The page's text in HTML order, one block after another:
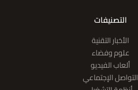
التصنيفات
الأخبار التقنية
علوم وفضاء
ألعاب الفيديو
التواصل الإجتماعي